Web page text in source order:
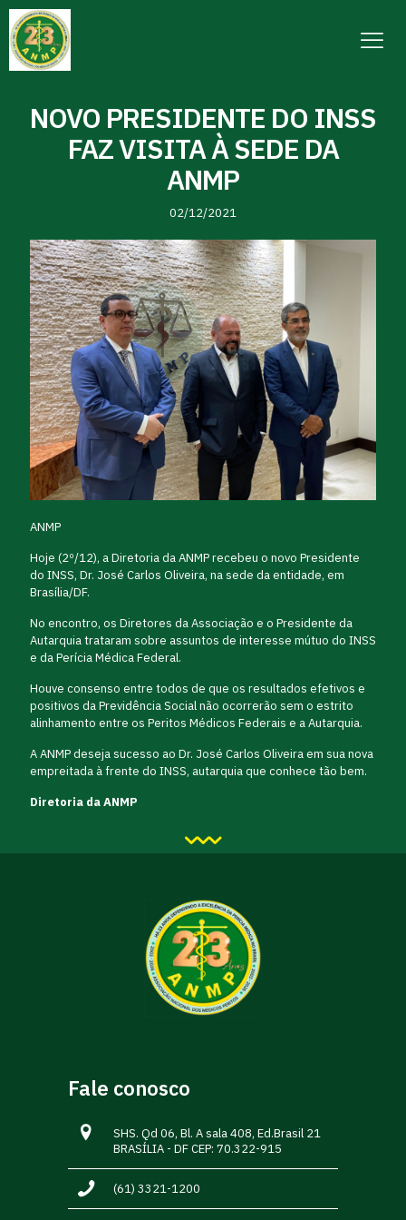
NOVO PRESIDENTE DO INSS
FAZ VISITA À SEDE DA
ANMP
02/12/2021
ANMP
Hoje (2º/12), a Diretoria da ANMP recebeu o novo Presidente
do INSS, Dr. José Carlos Oliveira, na sede da entidade, em
Brasília/DF.
No encontro, os Diretores da Associação e o Presidente da
Autarquia trataram sobre assuntos de interesse mútuo do INSS
e da Perícia Médica Federal.
Houve consenso entre todos de que os resultados efetivos e
positivos da Previdência Social não ocorrerão sem o estrito
alinhamento entre os Peritos Médicos Federais e a Autarquia.
A ANMP deseja sucesso ao Dr. José Carlos Oliveira em sua nova
empreitada à frente do INSS, autarquia que conhece tão bem.
Diretoria da ANMP
Fale conosco
SHS. Qd 06, Bl. A sala 408, Ed.Brasil 21
BRASÍLIA - DF CEP: 70.322-915
(61) 3321-1200